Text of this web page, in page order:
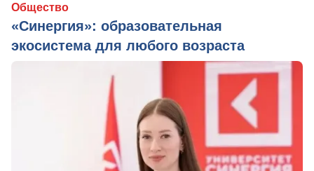
Общество
«Синергия»: образовательная
экосистема для любого возраста